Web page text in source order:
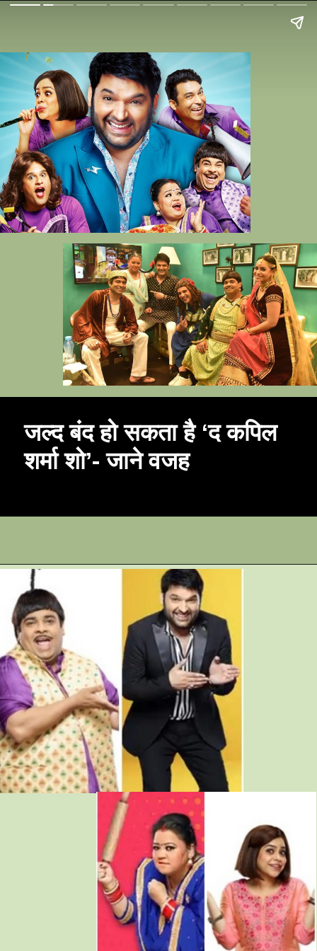
जल्द बंद हो सकता है ‘द कपिल
शर्मा शो’- जाने वजह